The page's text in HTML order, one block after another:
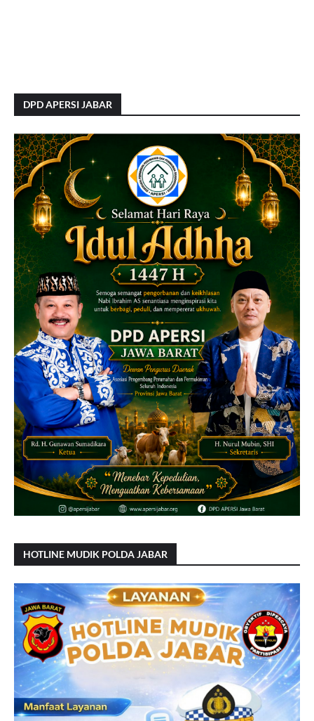
DPD APERSI JABAR
HOTLINE MUDIK POLDA JABAR